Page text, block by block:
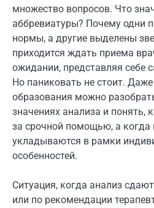
множество вопросов. Что
аббревиатуры? Почему одни
нормы, а другие выделены
приходится ждать приема
ожидании, представляя себе
Но паниковать не стоит.
образования можно
значениях анализа и понять,
за срочной помощью, а когда
укладываются в рамки
особенностей.
Ситуация, когда анализ
или по рекомендации